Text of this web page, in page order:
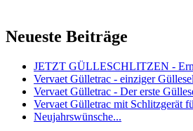
Neueste Beiträge
JETZT GÜLLESCHLITZEN -
Vervaet Gülletrac - einziger
Vervaet Gülletrac - Der erste
Vervaet Gülletrac mit Schlitzgerät
Neujahrswünsche...